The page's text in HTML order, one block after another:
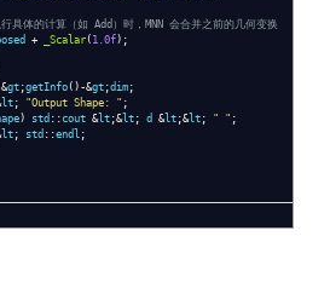
体的计算（如 Add）时，MNN 会合并之前的几何变换
+ _Scalar ( 1.0f);
gt ;getInfo ()-&gt ;dim ;
lt ; "Output Shape: " ;
) std :: cout &lt ;&lt ; d &lt ;&lt ; " " ;
lt ; std ::endl ;